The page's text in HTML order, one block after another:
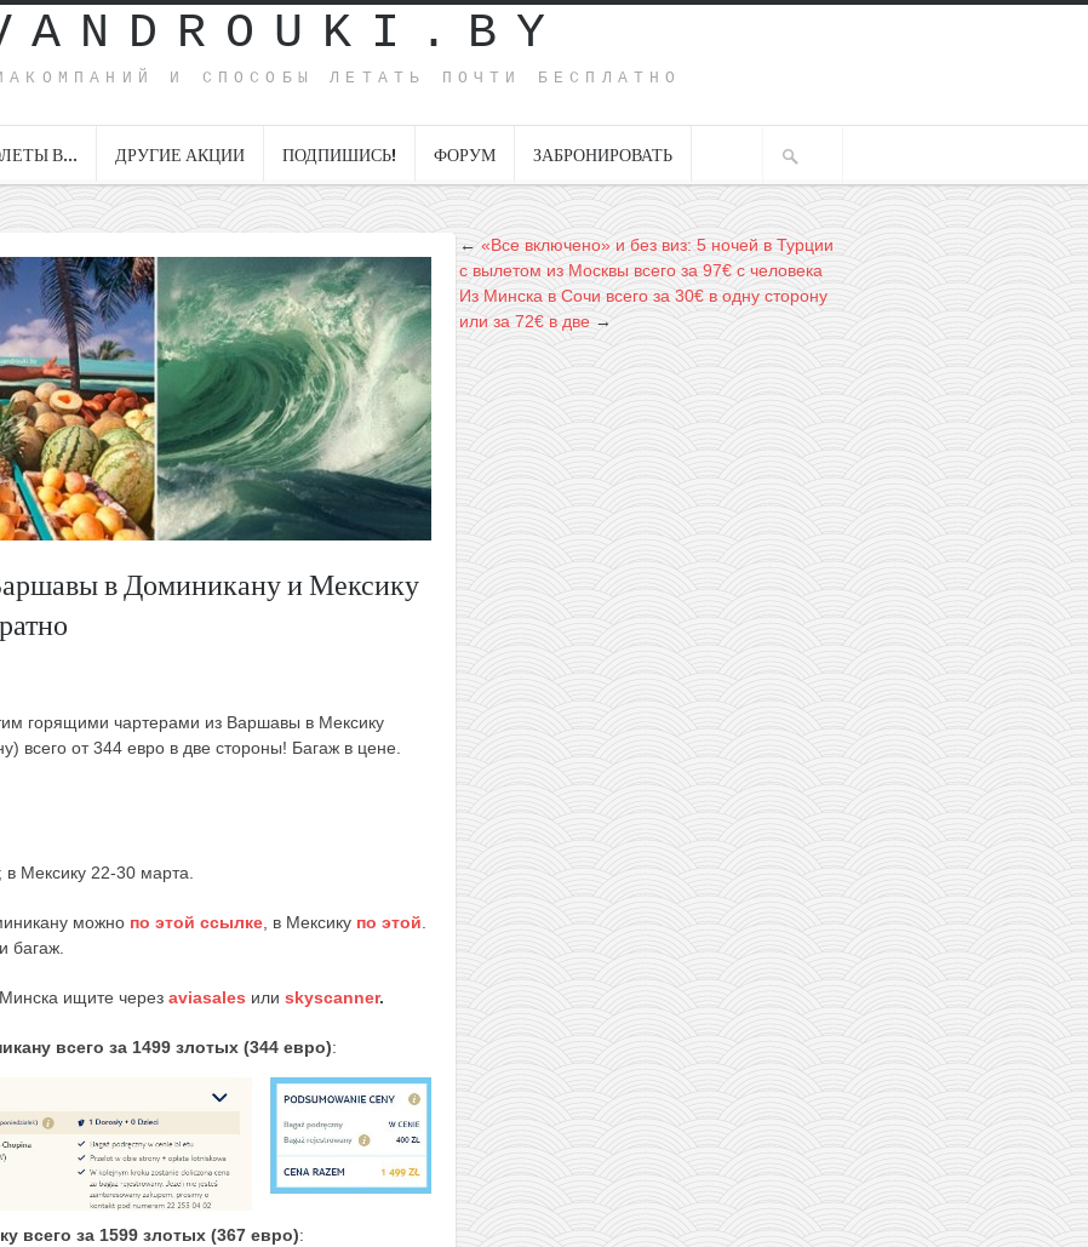
И СПОСОБЫ ЛЕТАТЬ ПОЧТИ БЕСПЛАТНО
В… ДРУГИЕ АКЦИИ ПОДПИШИСЬ! ФОРУМ ЗАБРОНИРОВАТЬ
в Доминикану и Мексику
горящими чартерами из Варшавы в Мексику
всего от 344 евро в две стороны! Багаж в цене.
Мексику 22-30 марта.
можно по этой ссылке , в Мексику по этой
багаж.
ищите через aviasales или skyscanner.
всего за 1499 злотых (344 евро):
всего за 1599 злотых (367 евро):
←«Все включено» и без виз: 5 ночей в Турции
с вылетом из Москвы всего за 97€ с человека
Из Минска в Сочи всего за 30€ в одну сторону
или за 72€ в две →